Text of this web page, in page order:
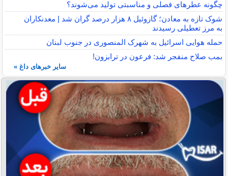
چگونه عطرهای فصلی و مناسبتی تولید می‌شوند؟
شوک تازه به معادن؛ گازوئیل ۸ هزار درصد گران شد | معدنکاران
به مرز تعطیلی رسیدند
حمله هوایی اسرائیل به شهرک المنصوری در جنوب لبنان
بمب صلاح منفجر شد: فرعون در ترابزون!
سایر خبرهای داغ »